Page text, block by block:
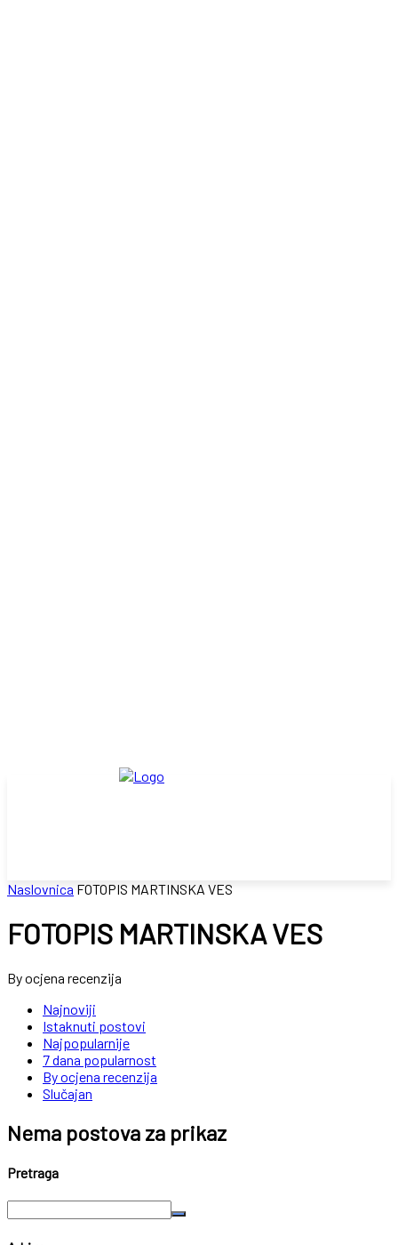
Naslovnica FOTOPIS MARTINSKA VES
FOTOPIS MARTINSKA VES
By ocjena recenzija
Najnoviji
Istaknuti postovi
Najpopularnije
7 dana popularnost
By ocjena recenzija
Slučajan
Nema postova za prikaz
Pretraga